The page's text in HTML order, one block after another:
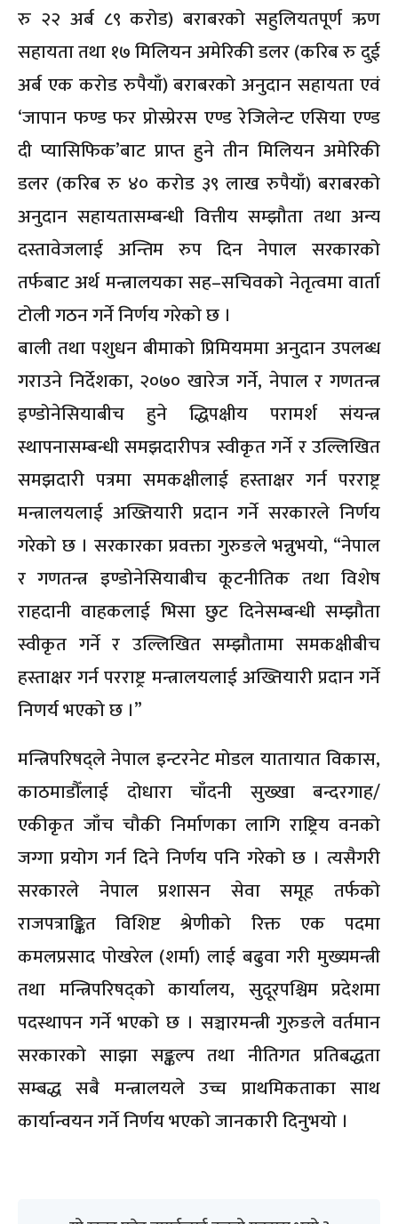
रु २२ अर्ब ८९ करोड) बराबरको सहुलियतपूर्ण ऋण
सहायता तथा १७ मिलियन अमेरिकी डलर (करिब रु दुई
अर्ब एक करोड रुपैयाँ) बराबरको अनुदान सहायता एवं
‘जापान फण्ड फर प्रोस्प्रेरस एण्ड रेजिलेन्ट एसिया एण्ड
दी प्यासिफिक’बाट प्राप्त हुने तीन मिलियन अमेरिकी
डलर (करिब रु ४० करोड ३९ लाख रुपैयाँ) बराबरको
अनुदान सहायतासम्बन्धी वित्तीय सम्झौता तथा अन्य
दस्तावेजलाई अन्तिम रुप दिन नेपाल सरकारको
तर्फबाट अर्थ मन्त्रालयका सह–सचिवको नेतृत्वमा वार्ता
टोली गठन गर्ने निर्णय गरेको छ ।
बाली तथा पशुधन बीमाको प्रिमियममा अनुदान उपलब्ध
गराउने निर्देशका, २०७० खारेज गर्ने, नेपाल र गणतन्त्र
इण्डोनेसियाबीच हुने द्धिपक्षीय परामर्श संयन्त्र
स्थापनासम्बन्धी समझदारीपत्र स्वीकृत गर्ने र उल्लिखित
समझदारी पत्रमा समकक्षीलाई हस्ताक्षर गर्न परराष्ट्र
मन्त्रालयलाई अख्तियारी प्रदान गर्ने सरकारले निर्णय
गरेको छ । सरकारका प्रवक्ता गुरुङले भन्नुभयो, “नेपाल
र गणतन्त्र इण्डोनेसियाबीच कूटनीतिक तथा विशेष
राहदानी वाहकलाई भिसा छुट दिनेसम्बन्धी सम्झौता
स्वीकृत गर्ने र उल्लिखित सम्झौतामा समकक्षीबीच
हस्ताक्षर गर्न परराष्ट्र मन्त्रालयलाई अख्तियारी प्रदान गर्ने
निणर्य भएको छ ।”
मन्त्रिपरिषद्ले नेपाल इन्टरनेट मोडल यातायात विकास,
काठमाडौँलाई दोधारा चाँदनी सुख्खा बन्दरगाह/
एकीकृत जाँच चौकी निर्माणका लागि राष्ट्रिय वनको
जग्गा प्रयोग गर्न दिने निर्णय पनि गरेको छ । त्यसैगरी
सरकारले नेपाल प्रशासन सेवा समूह तर्फको
राजपत्राङ्कित विशिष्ट श्रेणीको रिक्त एक पदमा
कमलप्रसाद पोखरेल (शर्मा) लाई बढुवा गरी मुख्यमन्त्री
तथा मन्त्रिपरिषद्को कार्यालय, सुदूरपश्चिम प्रदेशमा
पदस्थापन गर्ने भएको छ । सञ्चारमन्त्री गुरुङले वर्तमान
सरकारको साझा सङ्कल्प तथा नीतिगत प्रतिबद्धता
सम्बद्ध सबै मन्त्रालयले उच्च प्राथमिकताका साथ
कार्यान्वयन गर्ने निर्णय भएको जानकारी दिनुभयो ।